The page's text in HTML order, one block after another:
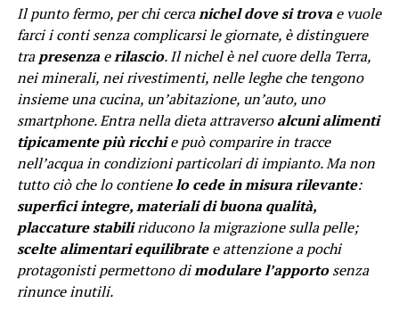
Il punto fermo, per chi cercanichel dove si trovae vuole
farci i conti senza complicarsi le giornate, è distinguere
trapresenzaerilascio. Il nichel è nel cuore della Terra,
nei minerali, nei rivestimenti, nelle leghe che tengono
insieme una cucina, un’abitazione, un’auto, uno
smartphone. Entra nella dieta attraversoalcuni alimenti
tipicamente più ricchie può comparire in tracce
nell’acqua in condizioni particolari di impianto. Ma non
tutto ciò che lo contienelo cede in misura rilevante:
superfici integre, materiali di buona qualità,
placcature stabiliriducono la migrazione sulla pelle;
scelte alimentari equilibratee attenzione a pochi
protagonisti permettono dimodulare l’apportosenza
rinunce inutili.